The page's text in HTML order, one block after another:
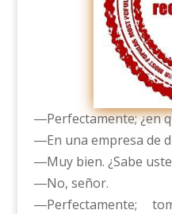
―Perfectamente; ¿en
―En una empresa de
―Muy bien. ¿Sabe
―No, señor.
―Perfectamente;